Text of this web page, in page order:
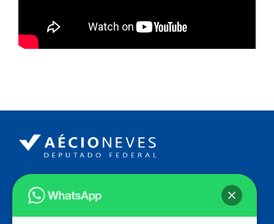
Endereço
Câmara dos Deputados
Ed. Principal, Ala C – Gabinete